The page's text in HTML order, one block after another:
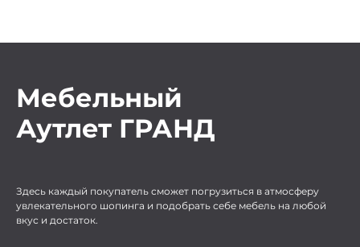
Мебельный
Аутлет ГРАНД
Здесь каждый покупатель сможет погрузиться в атмосферу
увлекательного шопинга и подобрать себе мебель на любой
вкус и достаток.